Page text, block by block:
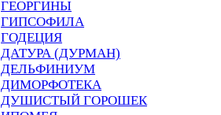
ГЕОРГИНЫ
ГИПСОФИЛА
ГОДЕЦИЯ
ДАТУРА (ДУРМАН)
ДЕЛЬФИНИУМ
ДИМОРФОТЕКА
ДУШИСТЫЙ ГОРОШЕК